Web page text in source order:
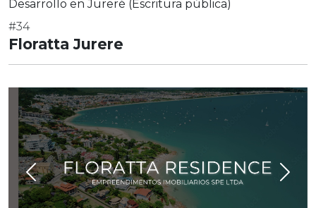
Desarrollo en Jureré (Escritura pública)
#34
Floratta Jurere
Previous Next